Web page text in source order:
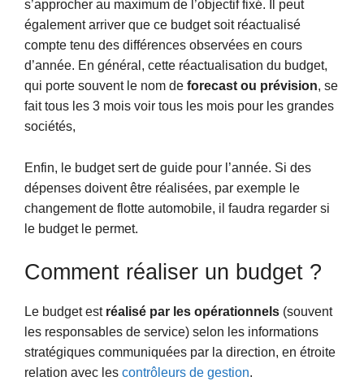
s’approcher au maximum de l’objectif fixé. Il peut
également arriver que ce budget soit réactualisé
compte tenu des différences observées en cours
d’année. En général, cette réactualisation du budget,
qui porte souvent le nom de forecast ou prévision, se
fait tous les 3 mois voir tous les mois pour les grandes
sociétés,
Enfin, le budget sert de guide pour l’année. Si des
dépenses doivent être réalisées, par exemple le
changement de flotte automobile, il faudra regarder si
le budget le permet.
Comment réaliser un budget ?
Le budget est réalisé par les opérationnels (souvent
les responsables de service) selon les informations
stratégiques communiquées par la direction, en étroite
relation avec les contrôleurs de gestion.